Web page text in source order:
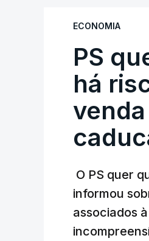
ECONOMIA
PS
há
O PS quer
informou
associados